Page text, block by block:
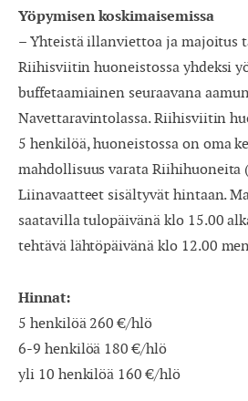
Yöpymisen koskimaisemissa
– Yhteistä illanviettoa ja majoitus
Riihisviitin huoneistossa yhdeksi
buffetaamiainen seuraavana
Navettaravintolassa. Riihisviitin
5 henkilöä, huoneistossa on oma
mahdollisuus varata Riihihuoneita
Liinavaatteet sisältyvät hintaan.
saatavilla tulopäivänä klo 15.00
tehtävä lähtöpäivänä klo 12.00
Hinnat:
5 henkilöä 260 €/hlö
6-9 henkilöä 180 €/hlö
yli 10 henkilöä 160 €/hlö